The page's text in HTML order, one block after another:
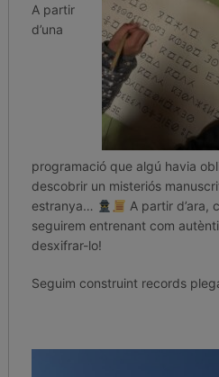
A partir
d’una
programació que algú havia
descobrir un misteriós
estranya…
A partir d’ara,
seguirem entrenant com
desxifrar-lo!
Seguim construint records